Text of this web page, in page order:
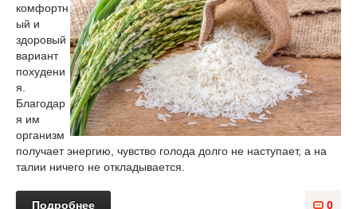
комфортн
ый и
здоровый
вариант
похудени
я.
Благодар
я им
организм
получает энергию, чувство голода долго не наступает, а на
талии ничего не откладывается.
0
Подробнее